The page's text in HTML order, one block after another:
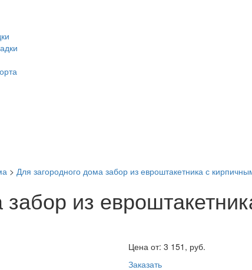
> Для загородного дома забор из евроштакетника с
из
Цена от: 3 151, руб.
Заказать